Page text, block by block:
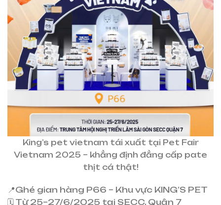
King’s pet vietnam tái xuất tại Pet Fair
Vietnam 2025 – khẳng định đẳng cấp pate
thịt cá thật!
📍Ghé gian hàng P66 – Khu vực KING’S PET
🗓 Từ 25–27/6/2025 tại SECC, Quận 7